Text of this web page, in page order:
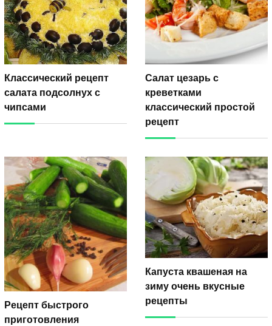
Классический рецепт
салата подсолнух с
чипсами
Салат цезарь с
креветками
классический простой
рецепт
Рецепт быстрого
приготовления
Капуста квашеная на
зиму очень вкусные
рецепты